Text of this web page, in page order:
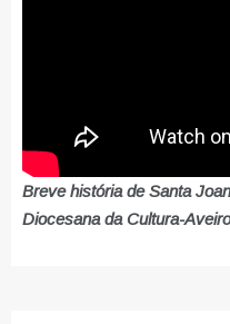
Breve história de Santa
Diocesana da Cultura-Aveiro